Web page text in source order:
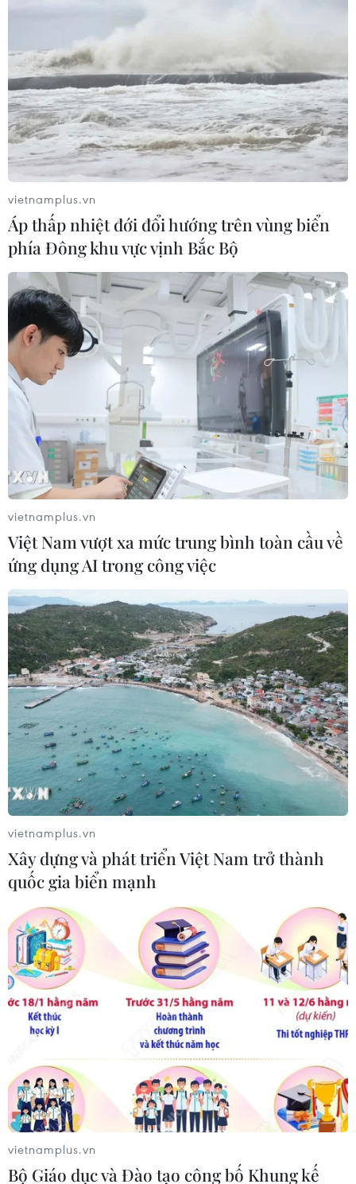
TIN LIÊN QUAN
Thời trang từ bãi biển tới đường phố với
Elizabeth & James
13/09/2014 01:34
Bộ sưu tập mang phong cách kết hợp giữa thời trang
biển và thời trang đường phố - không khêu gợi quá lố,
những vẫn giữ được nét quyến rũ và thu hút.
5 xu hướng váy Thu Đông 2004 cực "hot"
mà bạn không thể bỏ lỡ
12/09/2014 08:32
Váy vẫn luôn được tôn sùng như một phép màu tôn tạo
nét duyên dáng và kiêu sa cho phái đẹp, hãy cùng tìm
hiểu các mẫu váy "hot" nhất trong mùa Thu Đông 2004-
2015.
vietnamplus.vn
Áp thấp nhiệt đới đổi hướng trên vùng biển
phía Đông khu vực vịnh Bắc Bộ
vietnamplus.vn
Việt Nam vượt xa mức trung bình toàn cầu về
ứng dụng AI trong công việc
vietnamplus.vn
Xây dựng và phát triển Việt Nam trở thành
quốc gia biển mạnh
vietnamplus.vn
Bộ Giáo dục và Đào tạo công bố Khung kế